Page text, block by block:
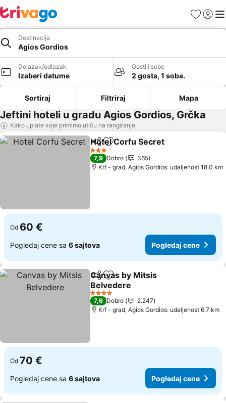
FavoritiPrijavi
Destinacija
Agios Gordios
Dolazak/odlazak
Izaberi datume
Gosti i sobe
2 gosta, 1 soba.
Sortiraj Filtriraj Mapa
Jeftini hoteli u gradu Agios Gordios, Grčka
Kako uplate koje primimo utiču na rangiranje
Deli Dodati u favorite
Hotel Corfu Secret
3 Zvezdice
7,9 Dobro
365
Krf - grad, Agios Gordios: udaljenost 18.0 km
Od 60 €
Pogledaj cene sa 6 sajtova Pogledaj cene
Deli Dodati u favorite
Canvas by Mitsis
Belvedere
Pogledaj cene
4 Zvezdice
7,6 Dobro
2.247
Krf - grad, Agios Gordios: udaljenost 6.7 km
Od 70 €
Pogledaj cene sa 6 sajtova Pogledaj cene